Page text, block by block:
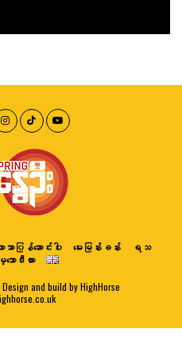
သာပြန်ဆောင်းပါး မေးမြန်းခန်း
ရသ
ာဒီးယား
and build by HighHorse